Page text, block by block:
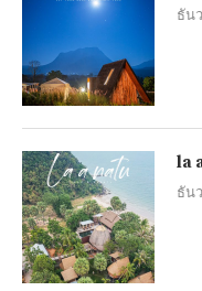
ธัน
la
ธัน